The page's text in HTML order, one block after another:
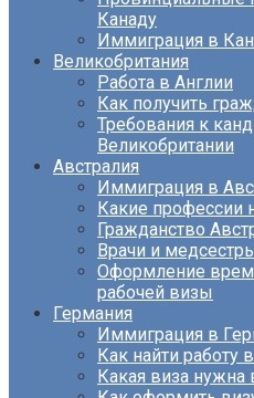
Канаду
Иммиграция в
Великобритания
Работа в Англии
Как получить
Требования к
Великобритании
Австралия
Иммиграция в
Какие профессии
Гражданство
Врачи и
Оформление
рабочей визы
Германия
Иммиграция в
Как найти работу
Какая виза